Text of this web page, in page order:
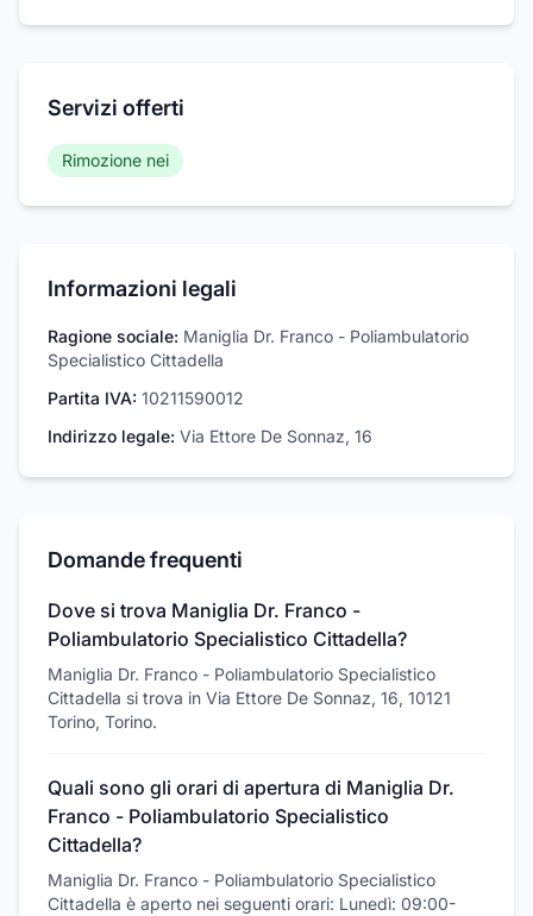
Servizi offerti
Rimozione nei
Informazioni legali
Ragione sociale: Maniglia Dr. Franco - Poliambulatorio
Specialistico Cittadella
Partita IVA: 10211590012
Indirizzo legale: Via Ettore De Sonnaz, 16
Domande frequenti
Dove si trova Maniglia Dr. Franco -
Poliambulatorio Specialistico Cittadella?
Maniglia Dr. Franco - Poliambulatorio Specialistico
Cittadella si trova in Via Ettore De Sonnaz, 16, 10121
Torino, Torino.
Quali sono gli orari di apertura di Maniglia Dr.
Franco - Poliambulatorio Specialistico
Cittadella?
Maniglia Dr. Franco - Poliambulatorio Specialistico
Cittadella è aperto nei seguenti orari: Lunedì: 09:00-